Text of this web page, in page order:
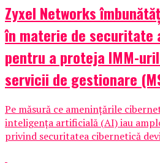
Zyxel Networks
în materie de securitate
pentru a proteja IMM-
servicii de gestionare
Pe măsură ce amenințările
inteligența artificială (AI) iau
privind securitatea cibernetică